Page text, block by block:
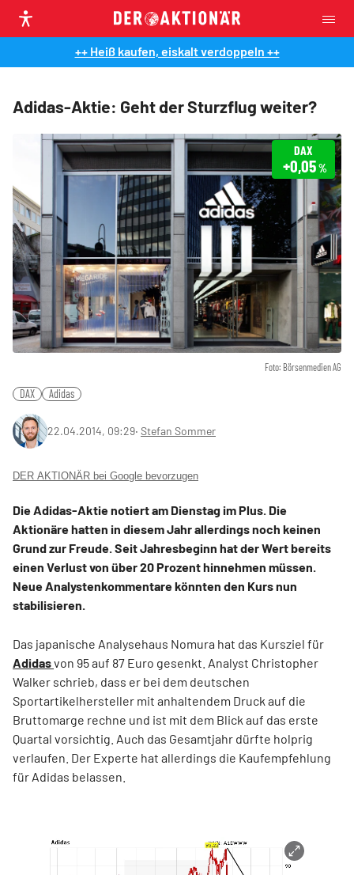
++ Heiß kaufen, eiskalt verdoppeln ++
Adidas-Aktie: Geht der Sturzflug weiter?
Foto: Börsenmedien AG
DAX
+0,05%
DAX Adidas
22.04.2014, 09:29‧ Stefan Sommer
DER AKTIONÄR bei Google bevorzugen
Die Adidas-Aktie notiert am Dienstag im Plus. Die
Aktionäre hatten in diesem Jahr allerdings noch keinen
Grund zur Freude. Seit Jahresbeginn hat der Wert bereits
einen Verlust von über 20 Prozent hinnehmen müssen.
Neue Analystenkommentare könnten den Kurs nun
stabilisieren.
Das japanische Analysehaus Nomura hat das Kursziel für
Adidasvon 95 auf 87 Euro gesenkt. Analyst Christopher
Walker schrieb, dass er bei dem deutschen
Sportartikelhersteller mit anhaltendem Druck auf die
Bruttomarge rechne und ist mit dem Blick auf das erste
Quartal vorsichtig. Auch das Gesamtjahr dürfte holprig
verlaufen. Der Experte hat allerdings die Kaufempfehlung
für Adidas belassen.